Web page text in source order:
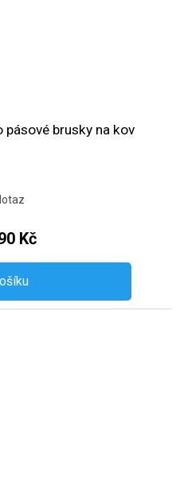
pásové brusky na kov
Kč